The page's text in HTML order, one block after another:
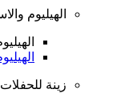
الهيليوم
زينة للحفلات